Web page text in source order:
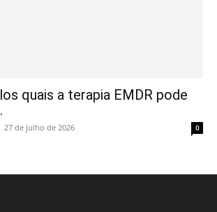
quais a terapia EMDR pode
27 de julho de 2026 0